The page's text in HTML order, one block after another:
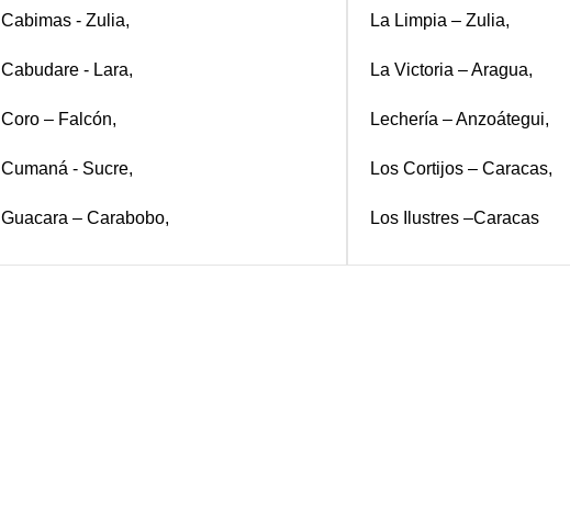
Cabimas - Zulia,
Cabudare - Lara,
Coro – Falcón,
Cumaná - Sucre,
Guacara – Carabobo,
La Limpia – Zulia,
La Victoria – Aragua,
Lechería – Anzoátegui,
Los Cortijos – Caracas,
Los Ilustres –Caracas